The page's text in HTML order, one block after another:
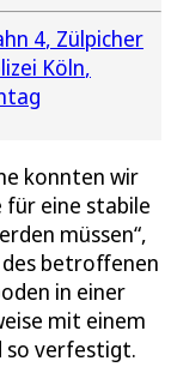
4 Zülpicher
Köln
konnten wir
für eine stabile
müssen“,
betroffenen
in einer
mit einem
so verfestigt.